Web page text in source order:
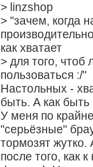
> linzshop
> "зачем, когда
как хватает
> для того,
пользоваться :/"
Настольных -
быть. А как быть
У меня по
"серьёзные"
тормозят жутко.
после того, как